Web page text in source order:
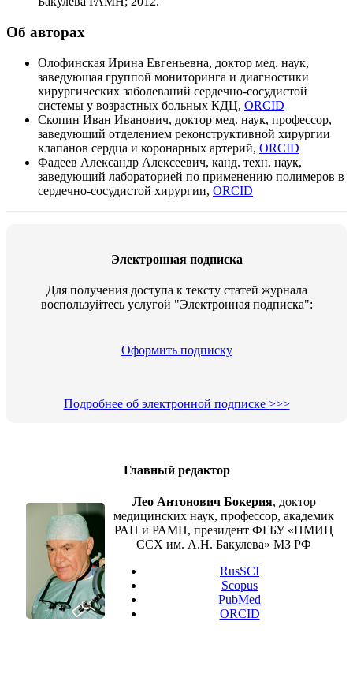
Об авторах
Олофинская Ирина Евгеньевна, доктор мед. наук,
заведующая группой мониторинга и диагностики
хирургических заболеваний сердечно-сосудистой
системы у возрастных больных КДЦ, ORCID
Скопин Иван Иванович, доктор мед. наук, профессор,
заведующий отделением реконструктивной хирургии
клапанов сердца и коронарных артерий, ORCID
Фадеев Александр Алексеевич, канд. техн. наук,
заведующий лабораторией по применению полимеров в
сердечно-сосудистой хирургии, ORCID
Электронная подписка
Для получения доступа к тексту статей журнала
воспользуйтесь услугой "Электронная подписка":
Оформить подписку
Подробнее об электронной подписке >>>
Главный редактор
Лео Антонович Бокерия, доктор
медицинских наук, профессор, академик
РАН и РАМН, президент ФГБУ «НМИЦ
ССХ им. А.Н. Бакулева» МЗ РФ
RusSCI
Scopus
PubMed
ORCID